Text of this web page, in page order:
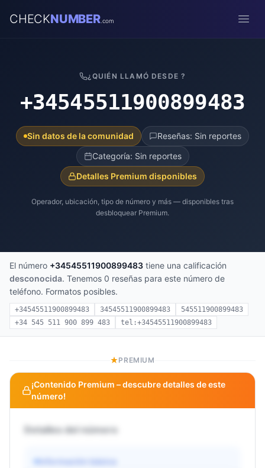
CHECKNUMBER.com
¿QUIÉN LLAMÓ DESDE ?
+34545511900899483
Sin datos de la comunidad
Reseñas: Sin reportes
Categoría: Sin reportes
Detalles Premium disponibles
Operador, ubicación, tipo de número y más — disponibles tras
desbloquear Premium.
El número +34545511900899483 tiene una calificación
desconocida. Tenemos 0 reseñas para este número de
teléfono. Formatos posibles.
+34545511900899483 34545511900899483
545511900899483
+34 545 511 900 899 483
tel:+34545511900899483
PREMIUM
¡Contenido Premium – descubre detalles de este
número!
Detalles del número
Información básica